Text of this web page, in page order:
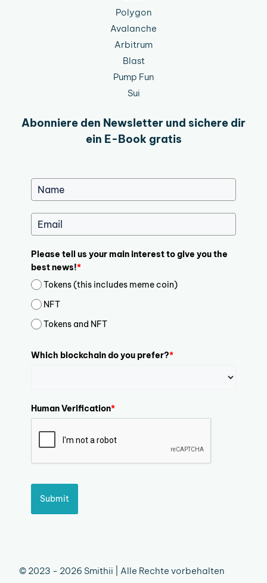
Polygon
Avalanche
Arbitrum
Blast
Pump Fun
Sui
Abonniere den Newsletter und sichere dir
ein E-Book gratis
Please tell us your main interest to give you the
best news!*
Tokens (this includes meme coin)
NFT
Tokens and NFT
Which blockchain do you prefer?*
Human Verification*
Submit
© 2023 - 2026 Smithii | Alle Rechte vorbehalten